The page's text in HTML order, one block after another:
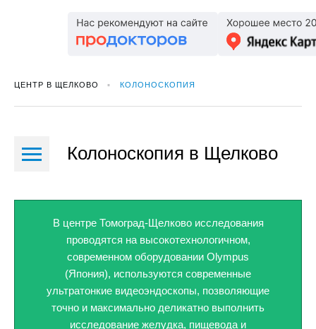
ЦЕНТР В ЩЕЛКОВО КОЛОНОСКОПИЯ
Колоноскопия в Щелково
В центре Томоград-Щелково исследования
проводятся на высокотехнологичном,
современном оборудовании Olympus
(Япония), используются современные
ультратонкие видеоэндоскопы, позволяющие
точно и максимально деликатно выполнить
исследование желудка, пищевода и